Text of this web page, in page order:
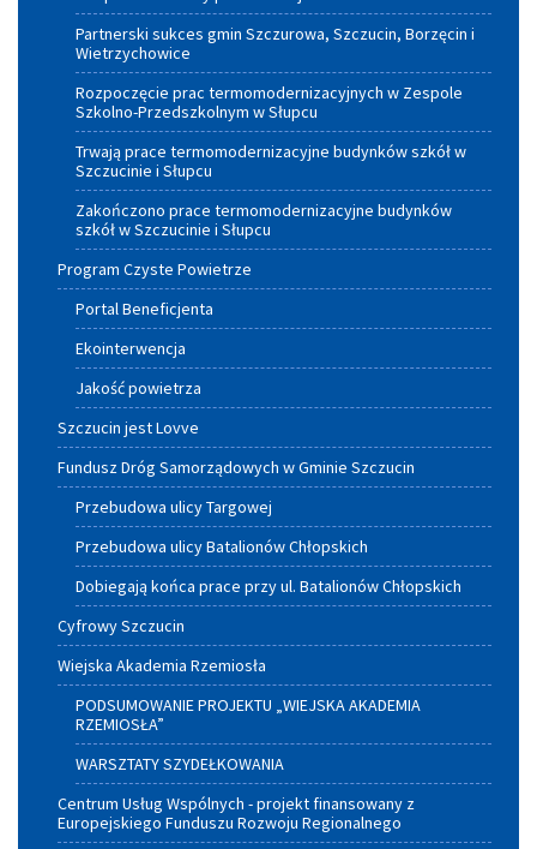
Partnerski sukces gmin Szczurowa, Szczucin, Borzęcin i
Wietrzychowice
Rozpoczęcie prac termomodernizacyjnych w Zespole
Szkolno-Przedszkolnym w Słupcu
Trwają prace termomodernizacyjne budynków szkół w
Szczucinie i Słupcu
Zakończono prace termomodernizacyjne budynków
szkół w Szczucinie i Słupcu
Program Czyste Powietrze
Portal Beneficjenta
Ekointerwencja
Jakość powietrza
Szczucin jest Lovve
Fundusz Dróg Samorządowych w Gminie Szczucin
Przebudowa ulicy Targowej
Przebudowa ulicy Batalionów Chłopskich
Dobiegają końca prace przy ul. Batalionów Chłopskich
Cyfrowy Szczucin
Wiejska Akademia Rzemiosła
PODSUMOWANIE PROJEKTU „WIEJSKA AKADEMIA
RZEMIOSŁA”
WARSZTATY SZYDEŁKOWANIA
Centrum Usług Wspólnych - projekt finansowany z
Europejskiego Funduszu Rozwoju Regionalnego